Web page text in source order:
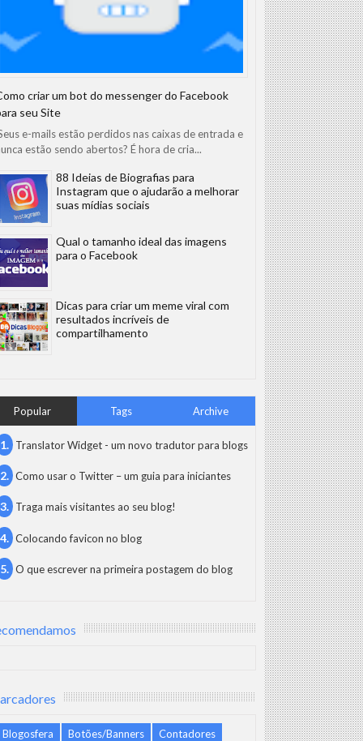
pagamentos e recebimentos.
a Demonstração do Resultado do Exercício (DRE) e o
Essa análise transforma números em insights,
criar um bot do messenger do Facebook
seu Site
e-mails estão perdidos nas caixas de entrada e
estão sendo abertos? É hora de cria...
88 Ideias de Biografias para
Instagram que o ajudarão a melhorar
suas mídias sociais
Qual o tamanho ideal das imagens
para o Facebook
Dicas para criar um meme viral com
resultados incríveis de
compartilhamento
Popular Tags Archive
Translator Widget - um novo tradutor para blogs
Como usar o Twitter – um guia para iniciantes
Traga mais visitantes ao seu blog!
Colocando favicon no blog
O que escrever na primeira postagem do blog
Blogosfera Botões/Banners
Contadores